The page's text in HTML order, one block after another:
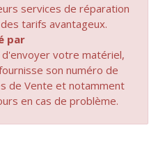
services de réparation
tarifs avantageux.
par
d'envoyer votre matériel,
son numéro de
de Vente et notamment
en cas de problème.